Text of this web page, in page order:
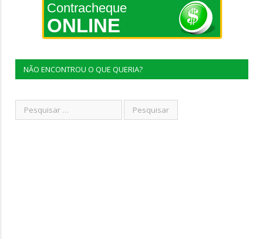
Contracheque
ONLINE
NÃO ENCONTROU O QUE QUERIA?